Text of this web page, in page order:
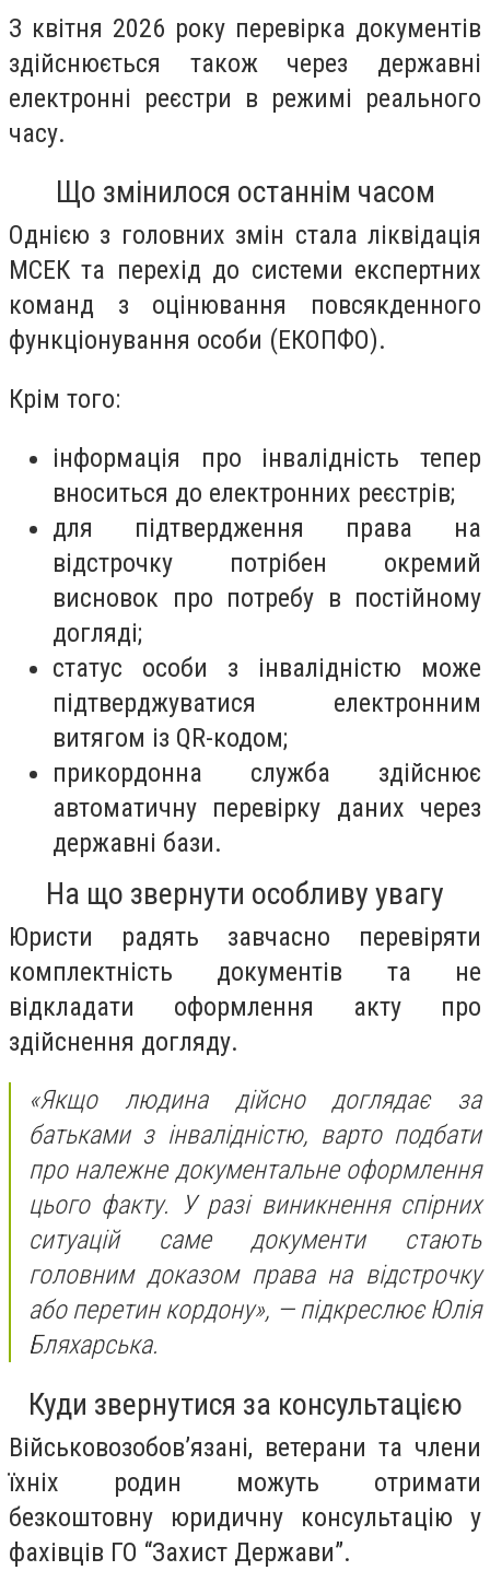
З квітня 2026 року перевірка документів
здійснюється також через державні
електронні реєстри в режимі реального
часу.
Що змінилося останнім часом
Однією з головних змін стала ліквідація
МСЕК та перехід до системи експертних
команд з оцінювання повсякденного
функціонування особи (ЕКОПФО).
Крім того:
інформація про інвалідність тепер
вноситься до електронних реєстрів;
для підтвердження права на
відстрочку потрібен окремий
висновок про потребу в постійному
догляді;
статус особи з інвалідністю може
підтверджуватися електронним
витягом із QR-кодом;
прикордонна служба здійснює
автоматичну перевірку даних через
державні бази.
На що звернути особливу увагу
Юристи радять завчасно перевіряти
комплектність документів та не
відкладати оформлення акту про
здійснення догляду.
«Якщо людина дійсно доглядає за
батьками з інвалідністю, варто подбати
про належне документальне оформлення
цього факту. У разі виникнення спірних
ситуацій саме документи стають
головним доказом права на відстрочку
або перетин кордону», — підкреслює Юлія
Бляхарська.
Куди звернутися за консультацією
Військовозобов’язані, ветерани та члени
їхніх родин можуть отримати
безкоштовну юридичну консультацію у
фахівців ГО “Захист Держави”.